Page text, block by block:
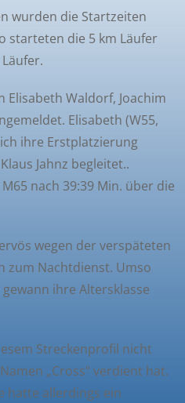
wurden die Startzeiten
starteten die 5 km Läufer
Elisabeth Waldorf, Joachim
Elisabeth (W55,
ihre Erstplatzierung
Jahnz begleitet..
nach 39:39 Min. über die
wegen der verspäteten
zum Nachtdienst. Umso
ihre Altersklasse
Streckenprofil nicht
„Cross“ verdient hat.
hatte allerdings ein